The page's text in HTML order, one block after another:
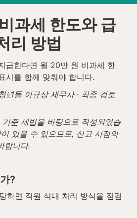
과세 한도와 급
리 방법
급한다면 월 20만 원 비과세 한
시를 함께 맞춰야 합니다.
년들 이규상 세무사 · 최종 검토
준 세법을 바탕으로 작성되었습
있을 수 있으므로, 신고 시점의
랍니다.
?
하면 직원 식대 처리 방식을 점검